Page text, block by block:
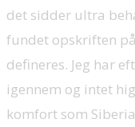
det sidder ultra
fundet opskriften
defineres. Jeg har
igennem og intet
komfort som